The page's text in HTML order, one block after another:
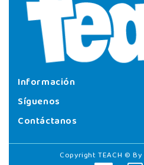
Información
Síguenos
Contáctanos
Copyright TEACH © By